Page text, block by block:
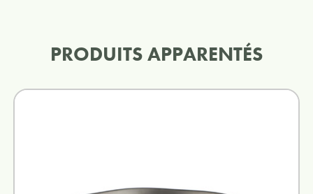
PRODUITS APPARENTÉS